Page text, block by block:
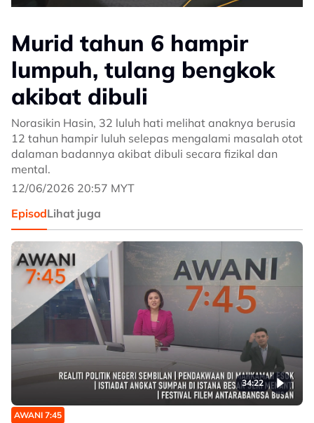
Murid tahun 6 hampir
lumpuh, tulang bengkok
akibat dibuli
Norasikin Hasin, 32 luluh hati melihat anaknya berusia
12 tahun hampir luluh selepas mengalami masalah otot
dalaman badannya akibat dibuli secara fizikal dan
mental.
12/06/2026 20:57 MYT
EpisodLihat juga
34:22
AWANI 7:45